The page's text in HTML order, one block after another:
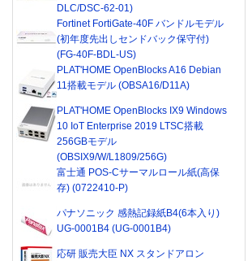
DLC/DSC-62-01)
Fortinet FortiGate-40F バンドルモデル
(初年度先出しセンドバック保守付)
(FG-40F-BDL-US)
PLAT'HOME OpenBlocks A16 Debian
11搭載モデル (OBSA16/D11A)
PLAT'HOME OpenBlocks IX9 Windows
10 IoT Enterprise 2019 LTSC搭載
256GBモデル
(OBSIX9/W/L1809/256G)
富士通 POS-Cサーマルロール紙(高保
存) (0722410-P)
パナソニック 感熱記録紙B4(6本入り)
UG-0001B4 (UG-0001B4)
応研 販売大臣 NX スタンドアロン